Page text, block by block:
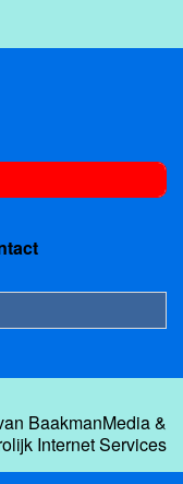
BaakmanMedia&
Internet Services